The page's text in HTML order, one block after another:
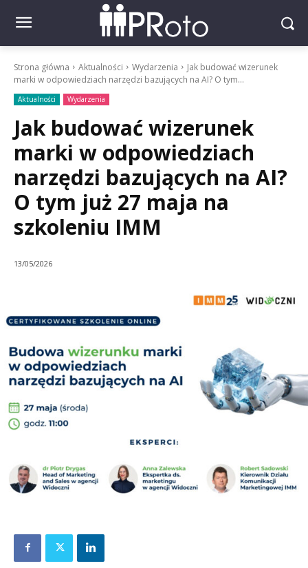
Strona główna Aktualności Wydarzenia
Jak budować wizerunek
marki w odpowiedziach narzędzi bazujących na AI? O tym...
Aktualności Wydarzenia
Jak budować wizerunek
marki w odpowiedziach
narzędzi bazujących na AI?
O tym już 27 maja na
szkoleniu IMM
13/05/2026